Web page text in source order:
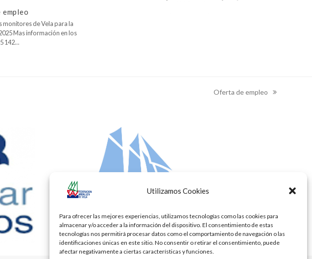
Utilizamos Cookies
Para ofrecer las mejores experiencias, utilizamos tecnologías como las cookies para
almacenar y/o acceder a la información del dispositivo. El consentimiento de estas
tecnologías nos permitirá procesar datos como el comportamiento de navegación o las
identificaciones únicas en este sitio. No consentir o retirar el consentimiento, puede
afectar negativamente a ciertas características y funciones.
monitores de Vela para la
Mas información en los
142…
next
Oferta de empleo